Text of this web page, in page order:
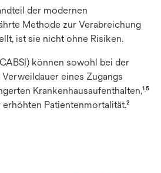
der modernen
Methode zur Verabreichung
ist sie nicht ohne Risiken.
können sowohl bei der
eines Zugangs
Krankenhausaufenthalten,¹⁵
erhöhten Patientenmortalität.²